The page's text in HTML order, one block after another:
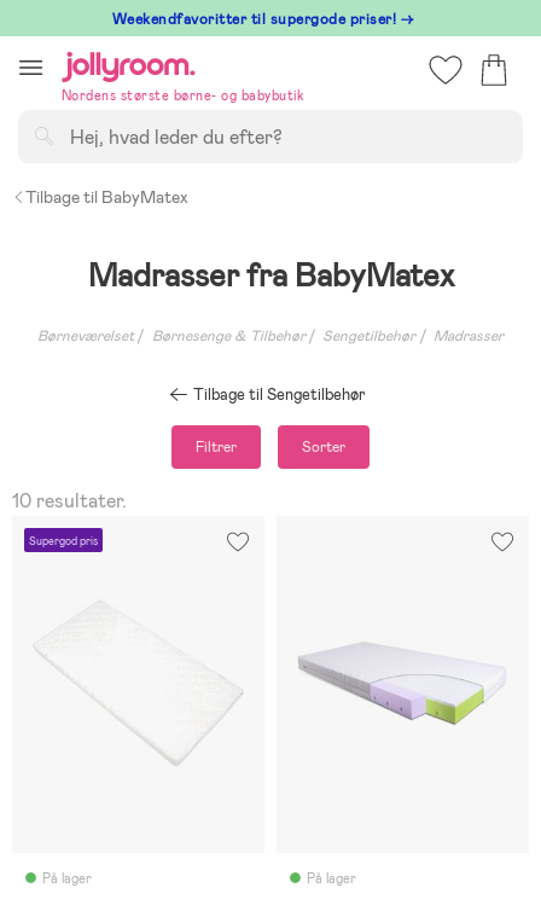
till
innehållet
⁠ Weekendfavoritter til supergode priser! →
Nordens største børne- og babybutik
Tilbage til BabyMatex
Madrasser fra BabyMatex
Børneværelset Børnesenge & Tilbehør Sengetilbehør Madrasser
Tilbage til Sengetilbehør
Filtrer Sorter
10 resultater.
Supergod pris
På lager På lager